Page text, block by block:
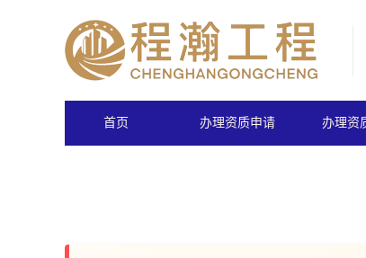
首页 办理资质申请 办理资